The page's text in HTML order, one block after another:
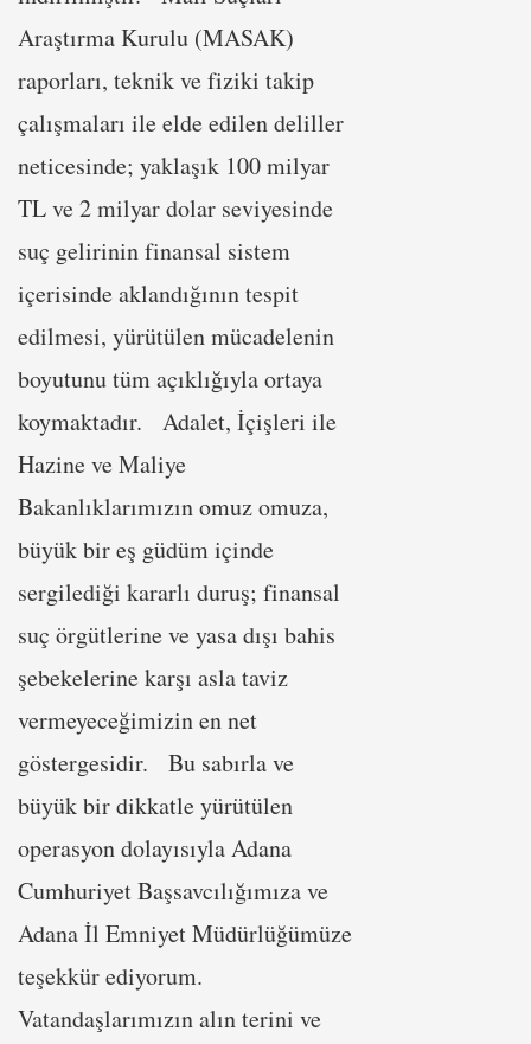
Araştırma Kurulu (MASAK)
raporları, teknik ve fiziki takip
çalışmaları ile elde edilen deliller
neticesinde; yaklaşık 100 milyar
TL ve 2 milyar dolar seviyesinde
suç gelirinin finansal sistem
içerisinde aklandığının tespit
edilmesi, yürütülen mücadelenin
boyutunu tüm açıklığıyla ortaya
koymaktadır. Adalet, İçişleri ile
Hazine ve Maliye
Bakanlıklarımızın omuz omuza,
büyük bir eş güdüm içinde
sergilediği kararlı duruş; finansal
suç örgütlerine ve yasa dışı bahis
şebekelerine karşı asla taviz
vermeyeceğimizin en net
göstergesidir. Bu sabırla ve
büyük bir dikkatle yürütülen
operasyon dolayısıyla Adana
Cumhuriyet Başsavcılığımıza ve
Adana İl Emniyet Müdürlüğümüze
teşekkür ediyorum.
Vatandaşlarımızın alın terini ve